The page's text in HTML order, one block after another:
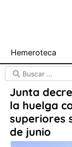
Hemeroteca
Junta
la huelga
superiores
de junio